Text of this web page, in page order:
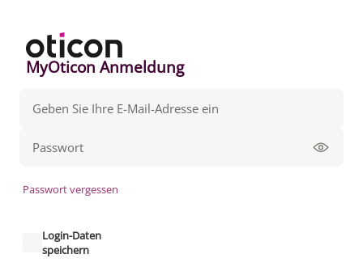
MyOticon Anmeldung
Passwort vergessen
Login-Daten
speichern